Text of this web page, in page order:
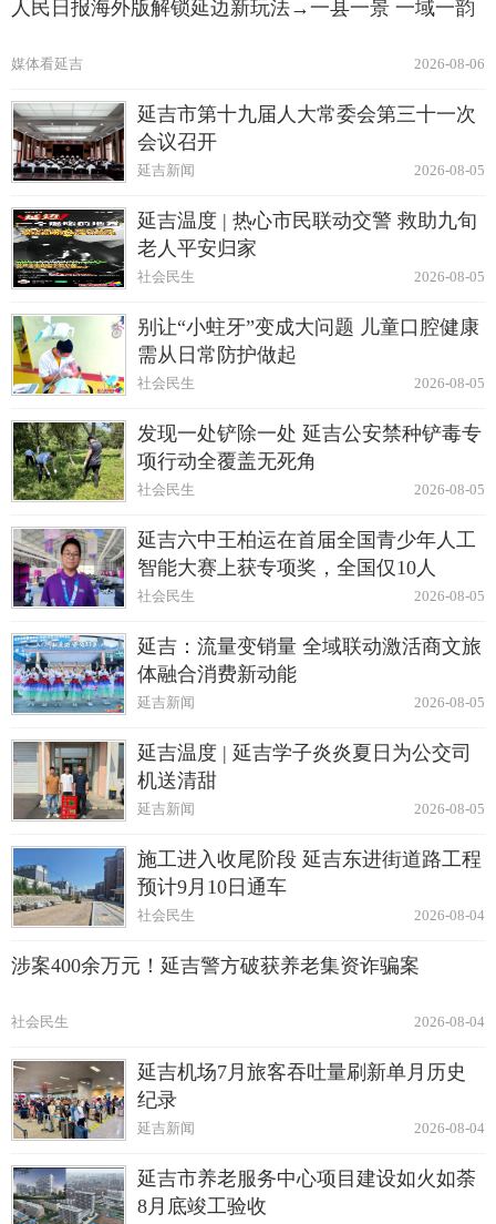
人民日报海外版解锁延边新玩法→一县一景 一域一韵
2026-08-06
媒体看延吉
延吉市第十九届人大常委会第三十一次
会议召开
2026-08-05
延吉新闻
延吉温度 | 热心市民联动交警 救助九旬
老人平安归家
2026-08-05
社会民生
别让“小蛀牙”变成大问题 儿童口腔健康
需从日常防护做起
2026-08-05
社会民生
发现一处铲除一处 延吉公安禁种铲毒专
项行动全覆盖无死角
2026-08-05
社会民生
延吉六中王柏运在首届全国青少年人工
智能大赛上获专项奖，全国仅10人
2026-08-05
社会民生
延吉：流量变销量 全域联动激活商文旅
体融合消费新动能
2026-08-05
延吉新闻
延吉温度 | 延吉学子炎炎夏日为公交司
机送清甜
2026-08-05
延吉新闻
施工进入收尾阶段 延吉东进街道路工程
预计9月10日通车
2026-08-04
社会民生
涉案400余万元！延吉警方破获养老集资诈骗案
2026-08-04
社会民生
延吉机场7月旅客吞吐量刷新单月历史
纪录
2026-08-04
延吉新闻
延吉市养老服务中心项目建设如火如荼
8月底竣工验收